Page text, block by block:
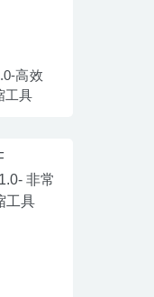
高效
工具